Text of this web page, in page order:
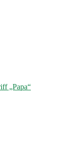
„Papa“